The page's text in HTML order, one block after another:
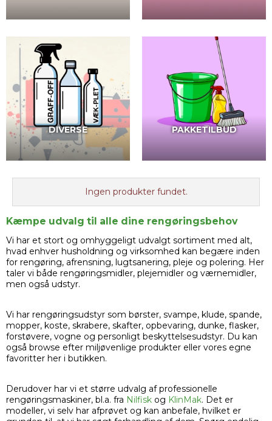
DIVERSE PAKKETILBUD
Ingen produkter fundet.
Kæmpe udvalg til alle dine rengøringsbehov
Vi har et stort og omhyggeligt udvalgt sortiment med alt,
hvad enhver husholdning og virksomhed kan begære inden
for rengøring, afrensning, lugtsanering, pleje og polering. Her
taler vi både rengøringsmidler, plejemidler og værnemidler,
men også udstyr.
Vi har rengøringsudstyr som børster, svampe, klude, spande,
mopper, koste, skrabere, skafter, opbevaring, dunke, flasker,
forstøvere, vogne og personligt beskyttelsesudstyr. Du kan
også browse efter miljøvenlige produkter eller vores egne
favoritter her i butikken.
Derudover har vi et større udvalg af professionelle
rengøringsmaskiner, bl.a. fra Nilfisk og KlinMak. Det er
modeller, vi selv har afprøvet og kan anbefale, hvilket er